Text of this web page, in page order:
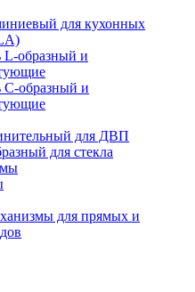
для кухонных
образный и
образный и
для ДВП
для стекла
для прямых и